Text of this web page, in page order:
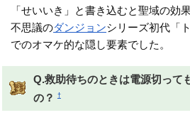
「せいいき」と書き込むと聖域の効
不思議のダンジョンシリーズ初代「
でのオマケ的な隠し要素でした。
Q.救助待ちのときは電源切って
の？
†